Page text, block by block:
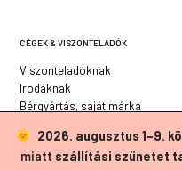
CÉGEK & VISZONTELADÓK
Viszonteladóknak
Irodáknak
Bérgyártás, saját márka
Süti szabályzat
2026. augusztus 1–9.
miatt szállítási szünetet